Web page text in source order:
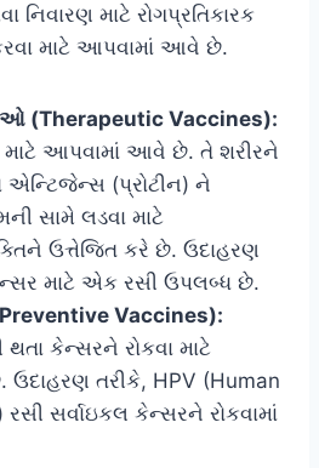
નિવારણ માટે રોગપ્રતિકારક
માટે આપવામાં આવે છે.
(Therapeutic Vaccines):
માટે આપવામાં આવે છે. તે શરીરને
એન્ટિજેન્સ (પ્રોટીન) ને
સામે લડવા માટે
ઉત્તેજિત કરે છે. ઉદાહરણ
માટે એક રસી ઉપલબ્ધ છે.
Vaccines):
કેન્સરને રોકવા માટે
તરીકે, HPV (Human
સર્વાઇકલ કેન્સરને રોકવામાં